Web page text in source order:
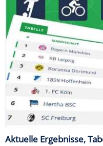
Aktuelle Ergebnisse,